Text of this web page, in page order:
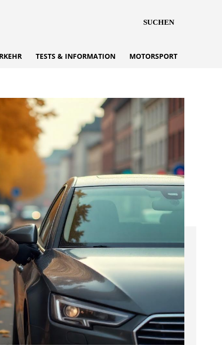
SUCHEN
TESTS & INFORMATION MOTORSPORT